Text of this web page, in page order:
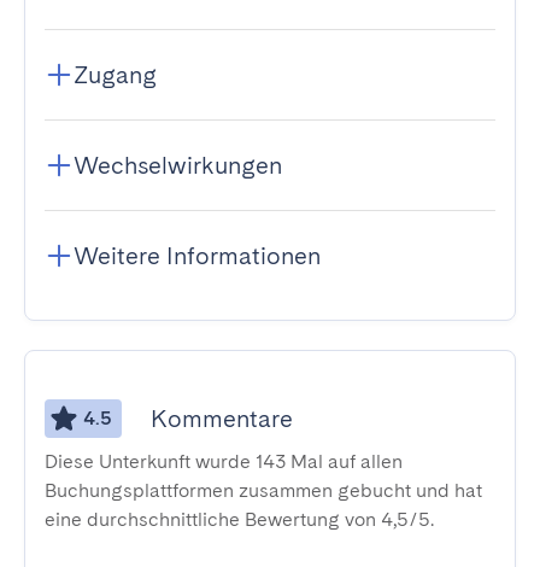
Zugang
Wechselwirkungen
Weitere Informationen
4.5 Kommentare
Diese Unterkunft wurde 143 Mal auf allen
Buchungsplattformen zusammen gebucht und hat
eine durchschnittliche Bewertung von 4,5/5.